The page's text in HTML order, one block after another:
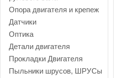
Опора двигателя и крепеж
Датчики
Оптика
Детали двигателя
Прокладки Двигателя
Пыльники шрусов, ШРУСы